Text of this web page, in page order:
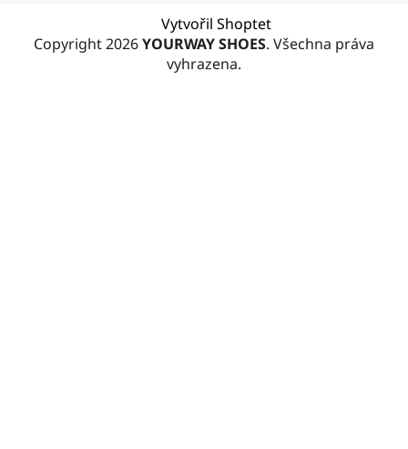
Vytvořil Shoptet
Copyright 2026YOURWAY SHOES. Všechna práva
vyhrazena.